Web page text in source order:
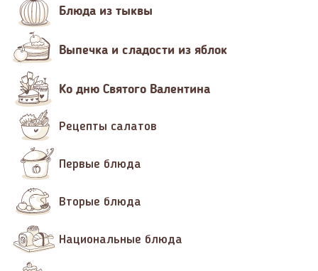
Блюда из тыквы
Выпечка и сладости из яблок
Ко дню Святого Валентина
Рецепты салатов
Первые блюда
Вторые блюда
Национальные блюда